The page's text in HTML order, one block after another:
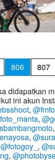
806 807
didapatkan
ini akun
,
,
,
,
@fotogoy_ ,
,